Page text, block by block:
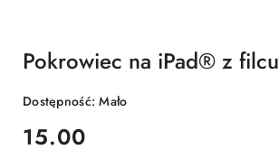
Pokrowiec na iPad® z filcu
Dostępność:Mało
cena:
15.00